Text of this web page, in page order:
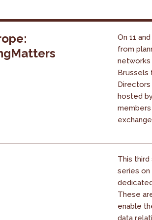
On 11
from
networks
Brussels
Directors
hosted
This
series on
These
enable
data